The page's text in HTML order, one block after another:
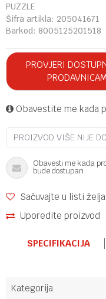
PUZZLE
Šifra artikla: 205041671
Barkod: 8005125201518
PROVJERI
Obavestite me kada
PROIZVOD VIŠE NIJE
Obavesti me kada
bude dostupan
Sačuvajte u listi želja
Uporedite proizvod
SPECIFIKACIJA
Kategorija